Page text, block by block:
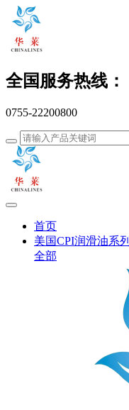
全国服务热线：
0755-22200800
首页
美国CPI润滑油系列
全部